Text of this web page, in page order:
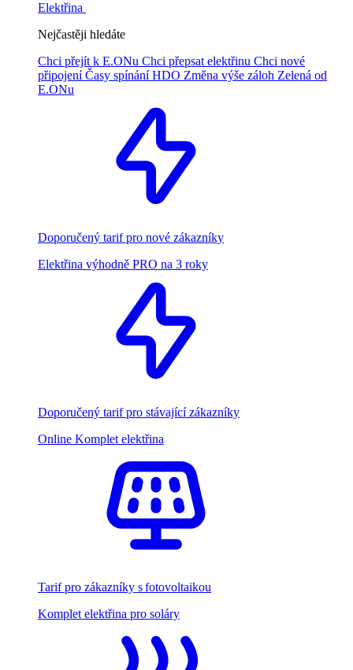
Elektřina
Nejčastěji hledáte
Chci přejít k E.ONu Chci přepsat elektřinu Chci nové
připojeníČasy spínání HDO Změna výše záloh Zelená od
E.ONu
Doporučený tarif pro nové zákazníky
Elektřina výhodně PRO na 3 roky
Doporučený tarif pro stávající zákazníky
Online Komplet elektřina
Tarif pro zákazníky s fotovoltaikou
Komplet elektřina pro soláry